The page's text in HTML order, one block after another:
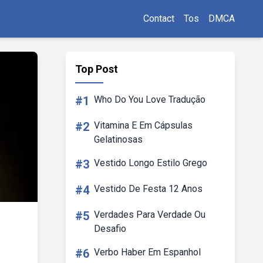
Contact Tos DMCA
Top Post
#1 Who Do You Love Tradução
#2 Vitamina E Em Cápsulas
Gelatinosas
#3 Vestido Longo Estilo Grego
#4 Vestido De Festa 12 Anos
#5 Verdades Para Verdade Ou
Desafio
#6 Verbo Haber Em Espanhol